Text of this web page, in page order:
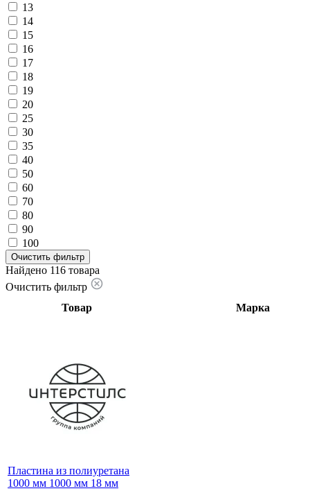
13
14
15
16
17
18
19
20
25
30
35
40
50
60
70
80
90
100
Очистить фильтр
Найдено 116 товара
Очистить фильтр
Товар
Марка
Пластина из полиуретана
1000 мм 1000 мм 18 мм